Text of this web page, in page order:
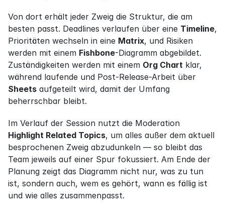
Von dort erhält jeder Zweig die Struktur, die am
besten passt. Deadlines verlaufen über eine Timeline,
Prioritäten wechseln in eine Matrix, und Risiken
werden mit einem Fishbone-Diagramm abgebildet.
Zuständigkeiten werden mit einem Org Chart klar,
Sheets aufgeteilt wird, damit der Umfang
beherrschbar bleibt.
Highlight Related Topics, um alles außer dem aktuell
besprochenen Zweig abzudunkeln — so bleibt das
Team jeweils auf einer Spur fokussiert. Am Ende der
Planung zeigt das Diagramm nicht nur, was zu tun
ist, sondern auch, wem es gehört, wann es fällig ist
und wie alles zusammenpasst.